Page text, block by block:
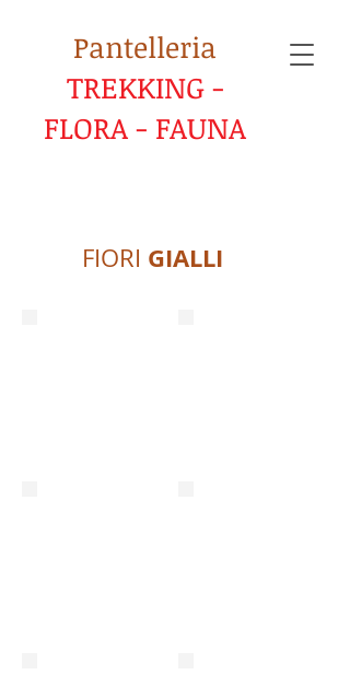
Pantelleria
TREKKING -
FLORA - FAUNA
FIORI GIALLI